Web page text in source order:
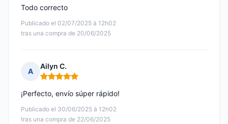
Publicado el 02/07/2025 à 12h02
tras una compra de 20/06/2025
Todo correcto
A
Ailyn C.
Nota: 5 de 5
Publicado el 30/06/2025 à 12h02
tras una compra de 22/06/2025
¡Perfecto, envío súper rápido!